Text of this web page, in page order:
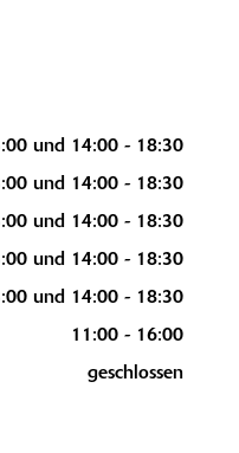
und 14:00 - 18:30
und 14:00 - 18:30
und 14:00 - 18:30
und 14:00 - 18:30
und 14:00 - 18:30
11:00 - 16:00
geschlossen